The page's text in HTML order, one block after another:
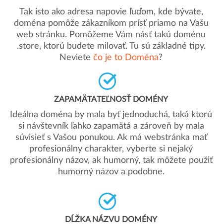
Tak isto ako adresa napovie ľuďom, kde bývate,
doména pomôže zákazníkom prísť priamo na Vašu
web stránku. Pomôžeme Vám násť takú doménu
.store, ktorú budete milovať. Tu sú základné tipy.
Neviete čo je to Doména?
ZAPAMÄTATEĽNOSŤ DOMÉNY
Ideálna doména by mala byť jednoduchá, taká ktorú
si návštevník ľahko zapamätá a zároveň by mala
súvisieť s Vašou ponukou. Ak má webstránka mať
profesionálny charakter, vyberte si nejaký
profesionálny názov, ak humorný, tak môžete použiť
humorný názov a podobne.
DĹŽKA NÁZVU DOMÉNY